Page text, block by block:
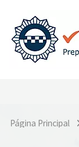
Página Principal